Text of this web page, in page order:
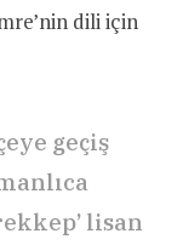
dili için
geçiş
lisan